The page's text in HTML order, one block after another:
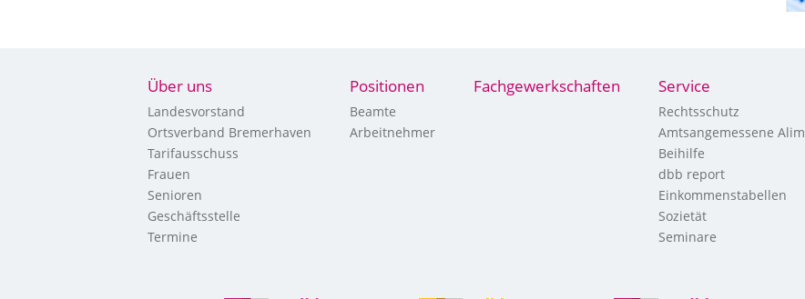
Über uns
Landesvorstand
Ortsverband Bremerhaven
Tarifausschuss
Frauen
Senioren
Geschäftsstelle
Termine
Positionen
Beamte
Arbeitnehmer
Fachgewerkschaften Service
Rechtsschutz
Amtsangemessene
Beihilfe
dbb report
Einkommenstabellen
Sozietät
Seminare